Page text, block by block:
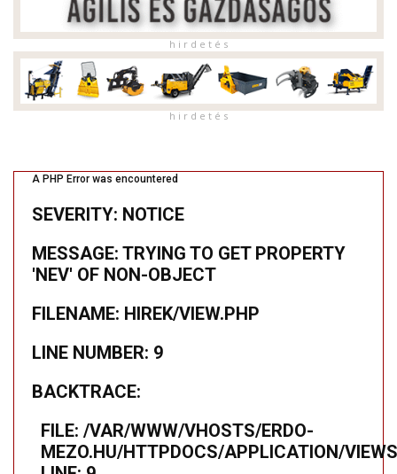
h i r d e t é s
h i r d e t é s
A PHP Error was encountered
SEVERITY: NOTICE
MESSAGE: TRYING TO GET PROPERTY
'NEV' OF NON-OBJECT
FILENAME: HIREK/VIEW.PHP
LINE NUMBER: 9
BACKTRACE:
FILE: /VAR/WWW/VHOSTS/ERDO-
MEZO.HU/HTTPDOCS/APPLICATION/